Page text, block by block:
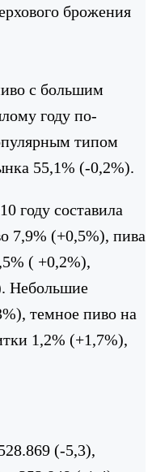
брожения
с большим
году по-
типом
55,1% (-0,2%).
году составила
7,9% (+0,5%), пива
( +0,2%),
Небольшие
темное пиво на
1,2% (+1,7%),
(-5,3),